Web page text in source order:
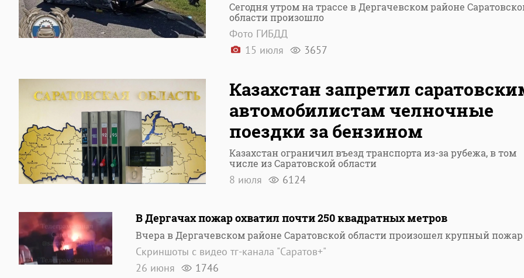
Сегодня утром на трассе в Дергачевском районе
области произошло
Фото ГИБДД
15 июля
3657
Казахстан запретил
автомобилистам челночные
поездки за бензином
Казахстан ограничил въезд транспорта из-за рубежа, в том
числе из Саратовской области
8 июля 6124
В Дергачах пожар охватил почти 250 квадратных метров
Вчера в Дергачевском районе Саратовской области произошел крупный пожар
Скриншоты с видео тг-канала "Саратов+"
26 июня
1746